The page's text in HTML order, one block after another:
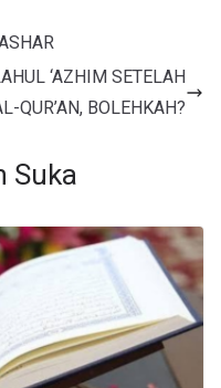
‘AZHIM SETELAH
QUR’AN, BOLEHKAH?
Suka